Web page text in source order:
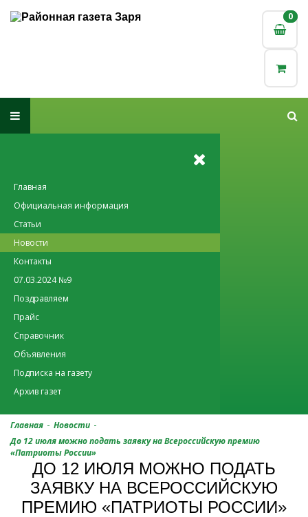
0
0
Главная
Официальная информация
Статьи
Новости
Контакты
07.03.2024 №9
Поздравляем
Прайс
Справочник
Объявления
Подписка на газету
Архив газет
Главная - Новости -
До 12 июля можно подать заявку на Всероссийскую премию
«Патриоты России»
ДО 12 ИЮЛЯ МОЖНО ПОДАТЬ
ЗАЯВКУ НА ВСЕРОССИЙСКУЮ
ПРЕМИЮ «ПАТРИОТЫ РОССИИ»